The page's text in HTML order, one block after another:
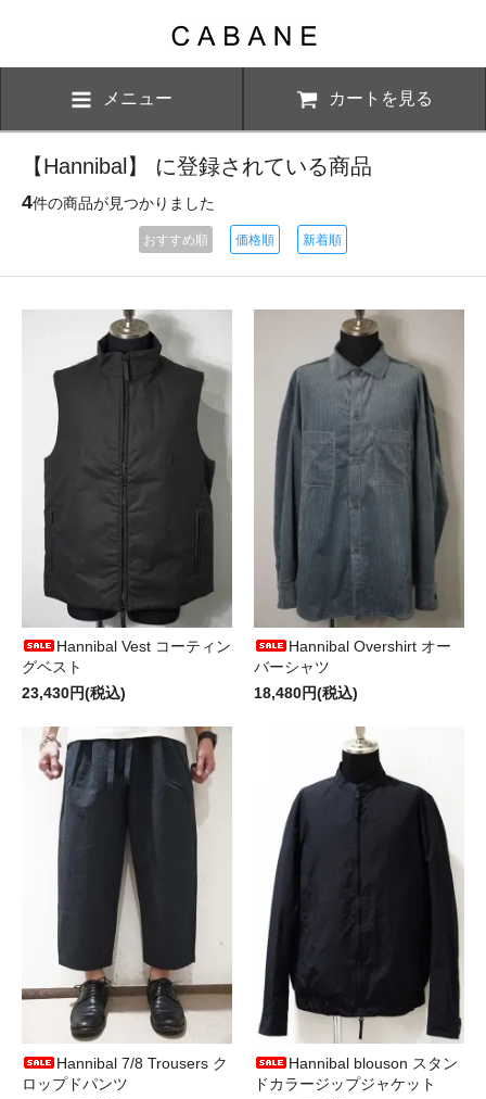
メニュー カートを見る
【Hannibal】 に登録されている商品
4件の商品が見つかりました
おすすめ順 価格順 新着順
Hannibal Vest コーティン
グベスト
23,430円(税込)
Hannibal Overshirt オー
バーシャツ
18,480円(税込)
Hannibal 7/8 Trousers ク
ロップドパンツ
Hannibal blouson スタン
ドカラージップジャケット